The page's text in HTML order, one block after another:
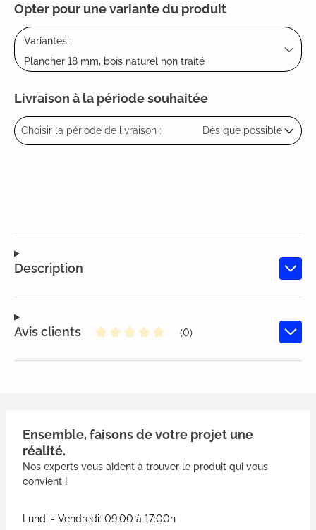
Opter pour une variante du produit
Variantes :
Plancher 18 mm, bois naturel non traité
Livraison à la période souhaitée
Choisir la période de livraison : Dès que possible
Description
Avis clients
(0)
Ensemble, faisons de votre projet une
réalité.
Nos experts vous aident à trouver le produit qui vous
convient !
Lundi - Vendredi: 09:00 à 17:00h